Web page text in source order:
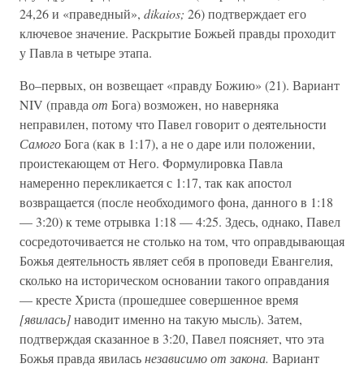
24,26 и «праведный», dikaios; 26) подтверждает его
ключевое значение. Раскрытие Божьей правды проходит
у Павла в четыре этапа.
Во–первых, он возвещает «правду Божию» (21). Вариант
NIV (правда от Бога) возможен, но наверняка
неправилен, потому что Павел говорит о деятельности
СамогоБога (как в 1:17), а не о даре или положении,
проистекающем от Него. Формулировка Павла
намеренно перекликается с 1:17, так как апостол
возвращается (после необходимого фона, данного в 1:18
— 3:20) к теме отрывка 1:18 — 4:25. Здесь, однако, Павел
сосредоточивается не столько на том, что оправдывающая
Божья деятельность являет себя в проповеди Евангелия,
сколько на историческом основании такого оправдания
— кресте Христа (прошедшее совершенное время
[явилась]наводит именно на такую мысль). Затем,
подтверждая сказанное в 3:20, Павел поясняет, что эта
Божья правда явиласьнезависимо от закона. Вариант